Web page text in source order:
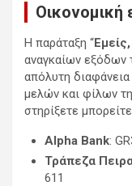
Οικονομική
Η παράταξη “
αναγκαίων εξόδων
απόλυτη
μελών και φίλων
στηρίξετε
Alpha Bank:
Τράπεζα
611